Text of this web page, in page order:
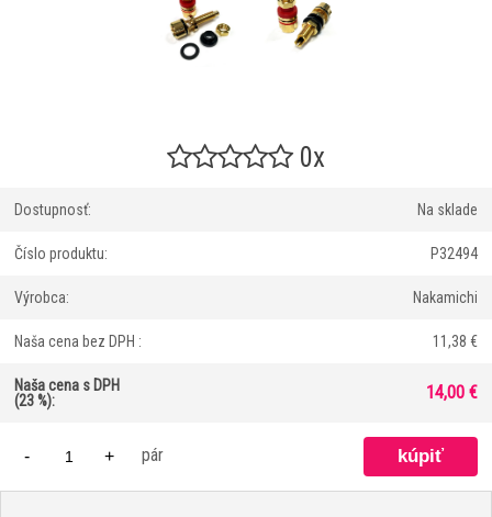
0x
Dostupnosť: Na sklade
Číslo produktu: P32494
Výrobca: Nakamichi
Naša cena bez DPH : 11,38 €
Naša cena s DPH
(23 %):
14,00 €
- + pár